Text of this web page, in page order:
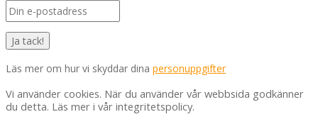
Läs mer om hur vi skyddar dina personuppgifter
Vi använder cookies. När du använder vår webbsida godkänner
du detta. Läs mer i vår integritetspolicy.